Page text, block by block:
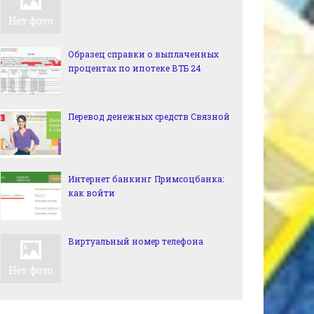
Образец справки о выплаченных
процентах по ипотеке ВТБ 24
Перевод денежных средств Связной
Интернет банкинг Примсоцбанка:
как войти
Виртуальный номер телефона